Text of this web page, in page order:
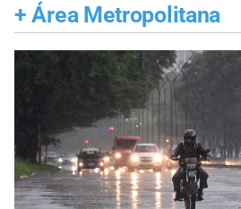
+ Área Metropolitana